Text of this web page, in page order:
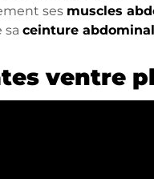
ses muscles
sa ceinture
ventre